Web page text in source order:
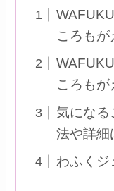
ころもが
ころもが
気になる
法や詳細
わふくジ